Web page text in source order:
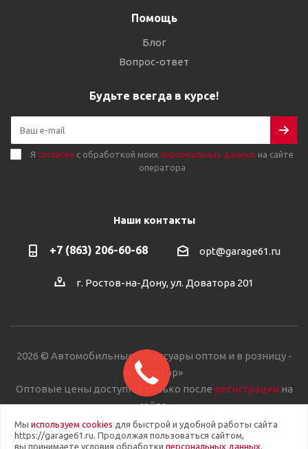
Помощь
Блог
Вопрос-ответ
Будьте всегда в курсе!
Я согласен с обработкой моих персональных данных на сайте
оператора
Наши контакты
+7 (863) 206-60-68 opt@garage61.ru
г. Ростов-на-Дону, ул. Доватора 201
2026 © Автомобильные аксессуары оптом и в розницу -
«Автостор»
Оптовые цены доступны только после регистрации на
сайте.
Мы используем cookies для быстрой и удобной работы сайта
https://garage61.ru. Продолжая пользоваться сайтом,
вы принимаете условия обработки персональных данных.